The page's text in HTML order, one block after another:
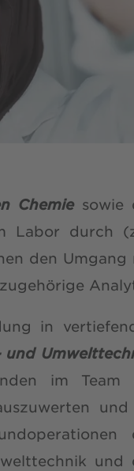
Chemie sowie
Labor durch
den Umgang
in
und
im Team
und